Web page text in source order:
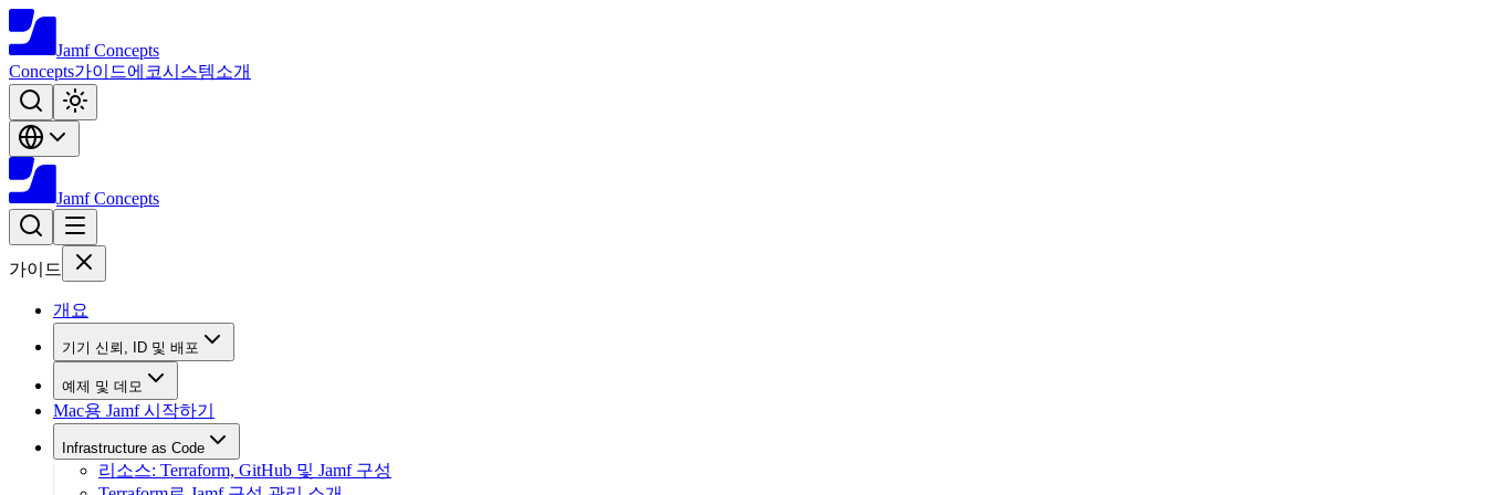
Jamf Concepts
Concepts가이드에코시스템소개
Jamf Concepts
가이드
개요
기기 신뢰, ID 및 배포
예제 및 데모
Mac용 Jamf 시작하기
Infrastructure as Code
리소스: Terraform, GitHub 및 Jamf 구성